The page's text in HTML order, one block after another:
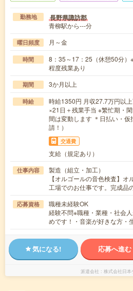
勤務地 長野県諏訪郡
青柳駅から---分
曜日頻度 月～金
時間
8：35～17：25（休憩50分
程度残業あり
期間 3か月以上
時給
時給1350円 月収27.7万円以
×21日＋残業手当 ※繁忙期・
間は変動します ＊日払い・
請！）
交通費
支給（規定あり）
仕事内容
製造（組立・加工）
【オルゴールの音色検査】
工場でのお仕事です。完成
応募資格
職種未経験OK
経験不問※職種・業種・社会
めです！・音楽が好きな方・
気になる! 応募へ進む
派遣会社 株式会社日本